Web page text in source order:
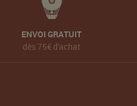
ENVOI GRATUIT
dès 75€ d'achat